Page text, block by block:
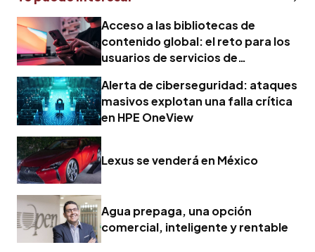
Acceso a las bibliotecas de
contenido global: el reto para los
usuarios de servicios de
Alerta de ciberseguridad: ataques
masivos explotan una falla crítica
en HPE OneView
Lexus se venderá en México
Agua prepaga, una opción
comercial, inteligente y rentable